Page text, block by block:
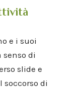
e i suoi
di
slide e
di